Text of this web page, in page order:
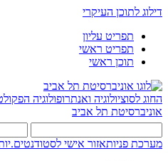
דילוג לתוכן העיקרי
תפריט עליון
תפריט ראשי
תוכן ראשי
החוג לסוציולוגיה ואנתרופולוגיה
אוניברסיטת תל אביב
מערכת פניותאזור אישי